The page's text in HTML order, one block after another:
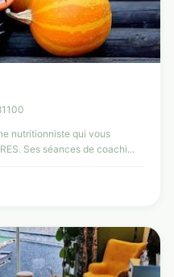
nutritionniste qui vous
Ses séances de coachi...